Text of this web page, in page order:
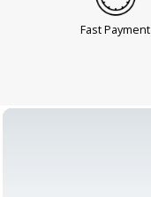
Fast Payment